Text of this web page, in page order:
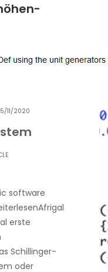
11/2020
software
erste
Schillinger-
oder